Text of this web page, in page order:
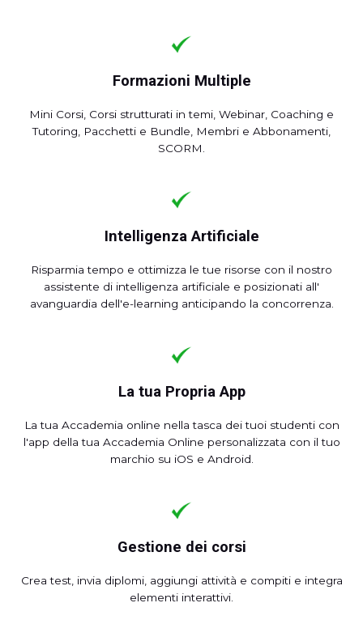
Formazioni Multiple
Mini Corsi, Corsi strutturati in temi, Webinar, Coaching e
Tutoring, Pacchetti e Bundle, Membri e Abbonamenti,
SCORM.
Intelligenza Artificiale
Risparmia tempo e ottimizza le tue risorse con il nostro
assistente di intelligenza artificiale e posizionati all'
avanguardia dell'e-learning anticipando la concorrenza.
La tua Propria App
La tua Accademia online nella tasca dei tuoi studenti con
l'app della tua Accademia Online personalizzata con il tuo
marchio su iOS e Android.
Gestione dei corsi
Crea test, invia diplomi, aggiungi attività e compiti e integra
elementi interattivi.